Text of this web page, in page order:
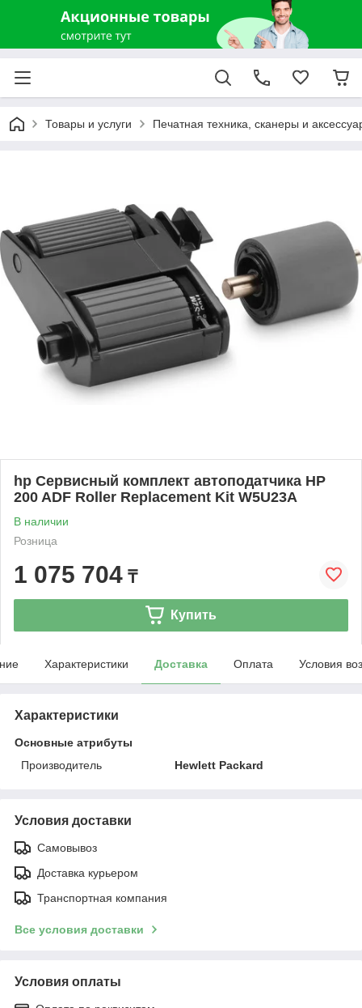
Товары и услуги Печатная техника, сканеры и
hp Сервисный комплект автоподатчика HP
200 ADF Roller Replacement Kit W5U23A
В наличии
Розница
1 075 704 ₸
Купить
Характеристики Доставка Оплата Условия
Характеристики
Основные атрибуты
Производитель
Hewlett Packard
Условия доставки
Самовывоз
Доставка курьером
Транспортная компания
Все условия доставки
Условия оплаты